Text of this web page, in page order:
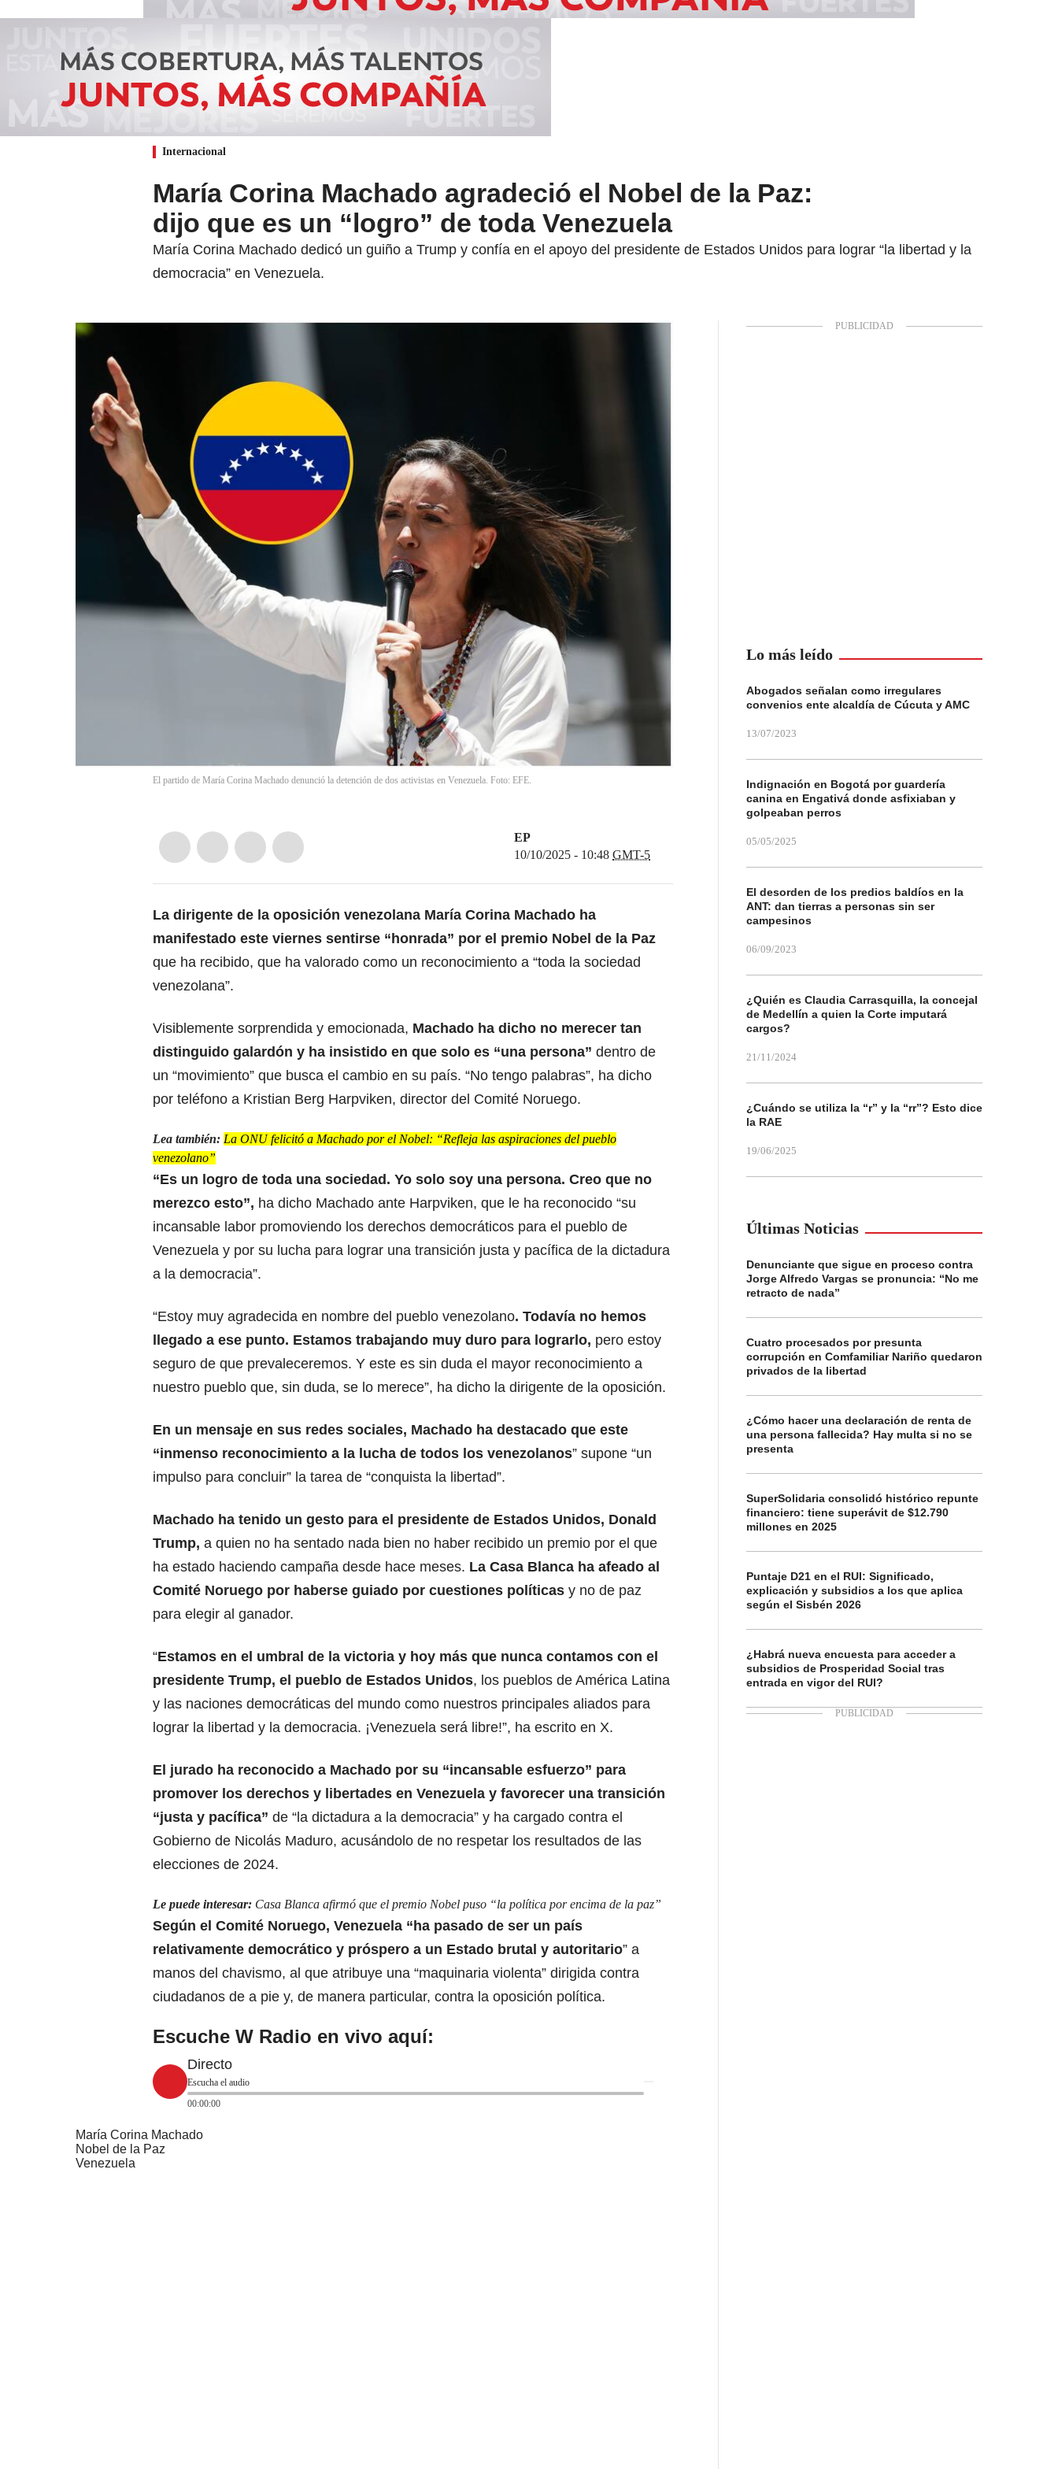
Internacional
María Corina Machado agradeció el Nobel de la Paz:
dijo que es un “logro” de toda Venezuela
María Corina Machado dedicó un guiño a Trump y confía en el apoyo del presidente de Estados Unidos para lograr “la libertad y la
democracia” en Venezuela.
El partido de María Corina Machado denunció la detención de dos activistas en Venezuela. Foto: EFE.
EP
10/10/2025 - 10:48 GMT-5
La dirigente de la oposición venezolana María Corina Machado ha
manifestado este viernes sentirse “honrada” por el premio Nobel de la Paz
que ha recibido, que ha valorado como un reconocimiento a “toda la sociedad
venezolana”.
Visiblemente sorprendida y emocionada, Machado ha dicho no merecer tan
distinguido galardón y ha insistido en que solo es “una persona” dentro de
un “movimiento” que busca el cambio en su país. “No tengo palabras”, ha dicho
por teléfono a Kristian Berg Harpviken, director del Comité Noruego.
Lea también: La ONU felicitó a Machado por el Nobel: “Refleja las aspiraciones del pueblo
venezolano”
“Es un logro de toda una sociedad. Yo solo soy una persona. Creo que no
merezco esto”, ha dicho Machado ante Harpviken, que le ha reconocido “su
incansable labor promoviendo los derechos democráticos para el pueblo de
Venezuela y por su lucha para lograr una transición justa y pacífica de la dictadura
a la democracia”.
“Estoy muy agradecida en nombre del pueblo venezolano. Todavía no hemos
llegado a ese punto. Estamos trabajando muy duro para lograrlo, pero estoy
seguro de que prevaleceremos. Y este es sin duda el mayor reconocimiento a
nuestro pueblo que, sin duda, se lo merece”, ha dicho la dirigente de la oposición.
En un mensaje en sus redes sociales, Machado ha destacado que este
“inmenso reconocimiento a la lucha de todos los venezolanos” supone “un
impulso para concluir” la tarea de “conquista la libertad”.
Machado ha tenido un gesto para el presidente de Estados Unidos, Donald
Trump, a quien no ha sentado nada bien no haber recibido un premio por el que
ha estado haciendo campaña desde hace meses. La Casa Blanca ha afeado al
Comité Noruego por haberse guiado por cuestiones políticas y no de paz
para elegir al ganador.
“Estamos en el umbral de la victoria y hoy más que nunca contamos con el
presidente Trump, el pueblo de Estados Unidos, los pueblos de América Latina
y las naciones democráticas del mundo como nuestros principales aliados para
lograr la libertad y la democracia. ¡Venezuela será libre!”, ha escrito en X.
El jurado ha reconocido a Machado por su “incansable esfuerzo” para
promover los derechos y libertades en Venezuela y favorecer una transición
“justa y pacífica” de “la dictadura a la democracia” y ha cargado contra el
Gobierno de Nicolás Maduro, acusándolo de no respetar los resultados de las
elecciones de 2024.
Le puede interesar: Casa Blanca afirmó que el premio Nobel puso “la política por encima de la paz”
Según el Comité Noruego, Venezuela “ha pasado de ser un país
relativamente democrático y próspero a un Estado brutal y autoritario” a
manos del chavismo, al que atribuye una “maquinaria violenta” dirigida contra
ciudadanos de a pie y, de manera particular, contra la oposición política.
Escuche W Radio en vivo aquí:
Directo
Escucha el audio
00:00:00
María Corina Machado
Nobel de la Paz
Venezuela
Lo más leído
Abogados señalan como irregulares
convenios ente alcaldía de Cúcuta y AMC
13/07/2023
Indignación en Bogotá por guardería
canina en Engativá donde asfixiaban y
golpeaban perros
05/05/2025
El desorden de los predios baldíos en la
ANT: dan tierras a personas sin ser
campesinos
06/09/2023
¿Quién es Claudia Carrasquilla, la concejal
de Medellín a quien la Corte imputará
cargos?
21/11/2024
¿Cuándo se utiliza la “r” y la “rr”? Esto dice
la RAE
19/06/2025
Últimas Noticias
Denunciante que sigue en proceso contra
Jorge Alfredo Vargas se pronuncia: “No me
retracto de nada”
Cuatro procesados por presunta
corrupción en Comfamiliar Nariño quedaron
privados de la libertad
¿Cómo hacer una declaración de renta de
una persona fallecida? Hay multa si no se
presenta
SuperSolidaria consolidó histórico repunte
financiero: tiene superávit de $12.790
millones en 2025
Puntaje D21 en el RUI: Significado,
explicación y subsidios a los que aplica
según el Sisbén 2026
¿Habrá nueva encuesta para acceder a
subsidios de Prosperidad Social tras
entrada en vigor del RUI?